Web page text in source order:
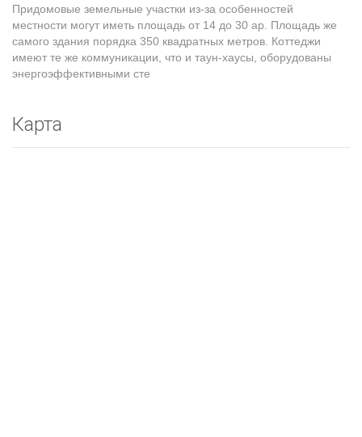
Придомовые земельные участки из-за особенностей
местности могут иметь площадь от 14 до 30 ар. Площадь же
самого здания порядка 350 квадратных метров. Коттеджи
имеют те же коммуникации, что и таун-хаусы, оборудованы
энергоэффективными сте
Карта